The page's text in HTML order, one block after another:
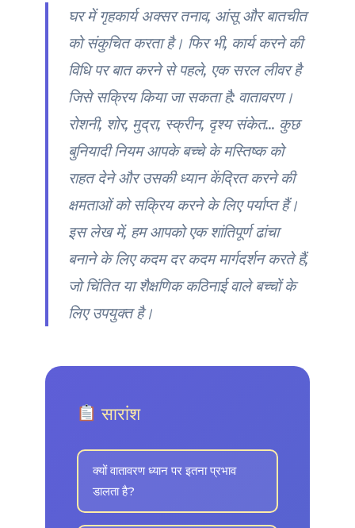
घर में गृहकार्य अक्सर तनाव, आंसू और बातचीत
को संकुचित करता है। फिर भी, कार्य करने की
विधि पर बात करने से पहले, एक सरल लीवर है
जिसे सक्रिय किया जा सकता है: वातावरण।
रोशनी, शोर, मुद्रा, स्क्रीन, दृश्य संकेत... कुछ
बुनियादी नियम आपके बच्चे के मस्तिष्क को
राहत देने और उसकी ध्यान केंद्रित करने की
क्षमताओं को सक्रिय करने के लिए पर्याप्त हैं।
इस लेख में, हम आपको एक शांतिपूर्ण ढांचा
बनाने के लिए कदम दर कदम मार्गदर्शन करते हैं,
जो चिंतित या शैक्षणिक कठिनाई वाले बच्चों के
लिए उपयुक्त है।
सारांश
क्यों वातावरण ध्यान पर इतना प्रभाव
डालता है?